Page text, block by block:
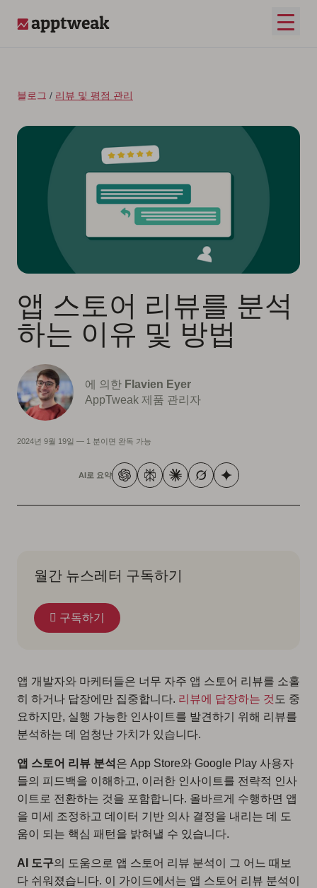
메인
블로그 / 리뷰 및 평점 관리
앱 스토어 리뷰를 분석
하는 이유 및 방법
에 의한 Flavien Eyer
AppTweak 제품 관리자
2024년 9월 19일 — 1 분이면 완독 가능
AI로 요약
월간 뉴스레터 구독하기
구독하기
앱 개발자와 마케터들은 너무 자주 앱 스토어 리뷰를 소홀
히 하거나 답장에만 집중합니다. 리뷰에 답장하는 것 도 중
요하지만, 실행 가능한 인사이트를 발견하기 위해 리뷰를
분석하는 데 엄청난 가치가 있습니다.
앱 스토어 리뷰 분석 은 App Store와 Google Play 사용자
들의 피드백을 이해하고, 이러한 인사이트를 전략적 인사
이트로 전환하는 것을 포함합니다. 올바르게 수행하면 앱
을 미세 조정하고 데이터 기반 의사 결정을 내리는 데 도
움이 되는 핵심 패턴을 밝혀낼 수 있습니다.
AI 도구의 도움으로 앱 스토어 리뷰 분석이 그 어느 때보
다 쉬워졌습니다. 이 가이드에서는 앱 스토어 리뷰 분석이